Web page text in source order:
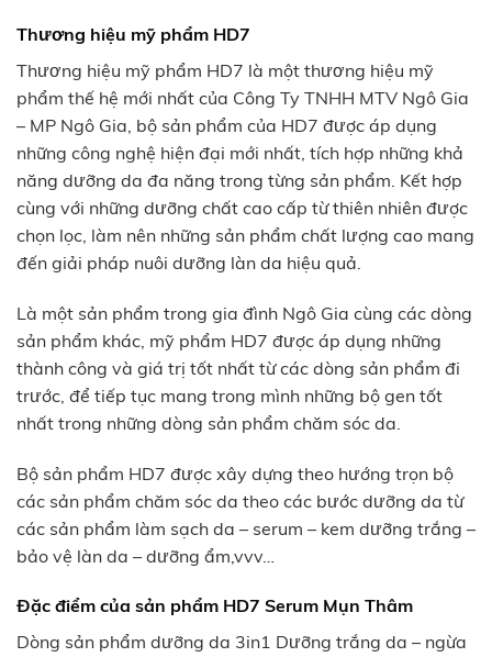
Thương hiệu mỹ phẩm HD7
Thương hiệu mỹ phẩm HD7 là một thương hiệu mỹ
phẩm thế hệ mới nhất của Công Ty TNHH MTV Ngô Gia
– MP Ngô Gia, bộ sản phẩm của HD7 được áp dụng
những công nghệ hiện đại mới nhất, tích hợp những khả
năng dưỡng da đa năng trong từng sản phẩm. Kết hợp
cùng với những dưỡng chất cao cấp từ thiên nhiên được
chọn lọc, làm nên những sản phẩm chất lượng cao mang
đến giải pháp nuôi dưỡng làn da hiệu quả.
Là một sản phẩm trong gia đình Ngô Gia cùng các dòng
sản phẩm khác, mỹ phẩm HD7 được áp dụng những
thành công và giá trị tốt nhất từ các dòng sản phẩm đi
trước, để tiếp tục mang trong mình những bộ gen tốt
nhất trong những dòng sản phẩm chăm sóc da.
Bộ sản phẩm HD7 được xây dựng theo hướng trọn bộ
các sản phẩm chăm sóc da theo các bước dưỡng da từ
các sản phẩm làm sạch da – serum – kem dưỡng trắng –
bảo vệ làn da – dưỡng ẩm,vvv…
Đặc điểm của sản phẩm HD7 Serum Mụn Thâm
Dòng sản phẩm dưỡng da 3in1 Dưỡng trắng da – ngừa